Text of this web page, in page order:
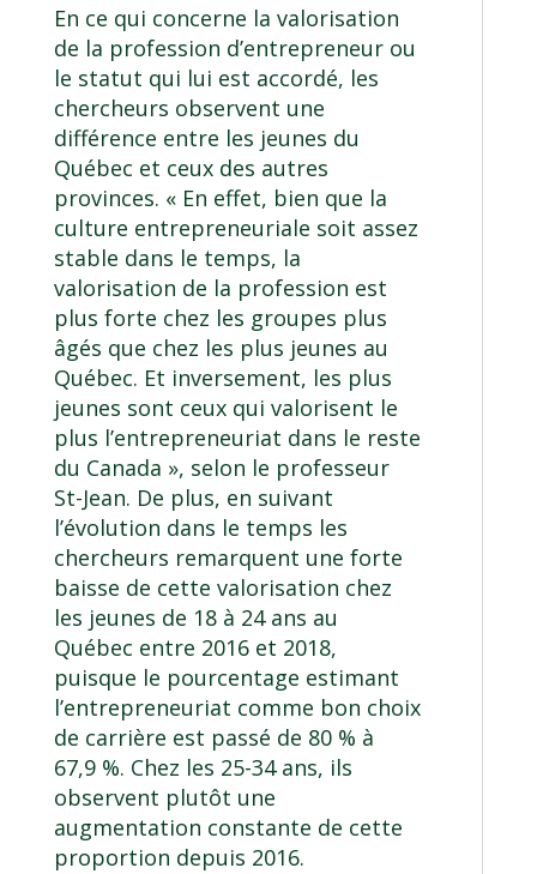
En ce qui concerne la valorisation
de la profession d’entrepreneur ou
le statut qui lui est accordé, les
chercheurs observent une
différence entre les jeunes du
Québec et ceux des autres
provinces. « En effet, bien que la
culture entrepreneuriale soit assez
stable dans le temps, la
valorisation de la profession est
plus forte chez les groupes plus
âgés que chez les plus jeunes au
Québec. Et inversement, les plus
jeunes sont ceux qui valorisent le
plus l’entrepreneuriat dans le reste
du Canada », selon le professeur
St-Jean. De plus, en suivant
l’évolution dans le temps les
chercheurs remarquent une forte
baisse de cette valorisation chez
les jeunes de 18 à 24 ans au
Québec entre 2016 et 2018,
puisque le pourcentage estimant
l’entrepreneuriat comme bon choix
de carrière est passé de 80 % à
67,9 %. Chez les 25-34 ans, ils
observent plutôt une
augmentation constante de cette
proportion depuis 2016.